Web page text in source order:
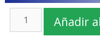
Añadir